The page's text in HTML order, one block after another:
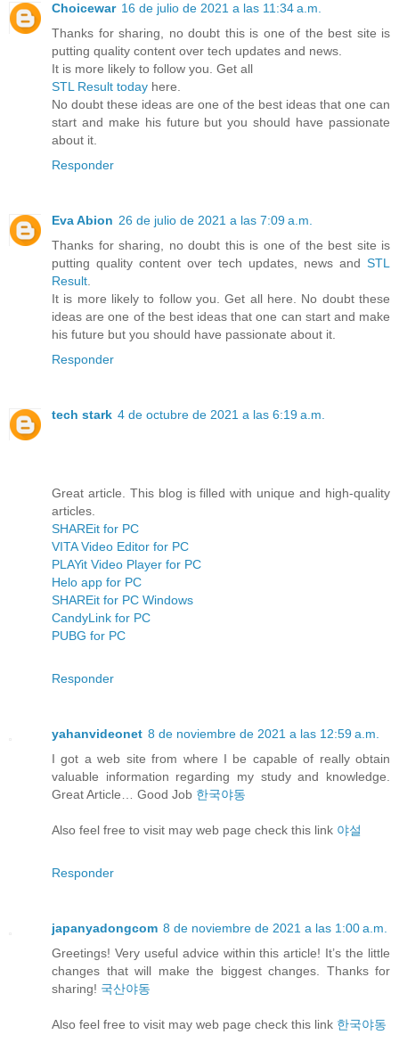
Choicewar 16 de julio de 2021 a las 11:34 a.m.
Thanks for sharing, no doubt this is one of the best site is
putting quality content over tech updates and news.
It is more likely to follow you. Get all
STL Result today here.
No doubt these ideas are one of the best ideas that one can
start and make his future but you should have passionate
about it.
Responder
Eva Abion 26 de julio de 2021 a las 7:09 a.m.
Thanks for sharing, no doubt this is one of the best site is
putting quality content over tech updates, news and STL
Result
It is more likely to follow you. Get all here. No doubt these
ideas are one of the best ideas that one can start and make
his future but you should have passionate about it.
Responder
tech stark 4 de octubre de 2021 a las 6:19 a.m.
Great article. This blog is filled with unique and high-quality
articles.
SHAREit for PC
VITA Video Editor for PC
PLAYit Video Player for PC
Helo app for PC
SHAREit for PC Windows
CandyLink for PC
PUBG for PC
Responder
yahanvideonet 8 de noviembre de 2021 a las 12:59 a.m.
I got a web site from where I be capable of really obtain
valuable information regarding my study and knowledge.
Great Article… Good Job 한국야동
Also feel free to visit may web page check this link 야설
Responder
japanyadongcom 8 de noviembre de 2021 a las 1:00 a.m.
Greetings! Very useful advice within this article! It’s the little
changes that will make the biggest changes. Thanks for
sharing! 국산야동
Also feel free to visit may web page check this link 한국야동